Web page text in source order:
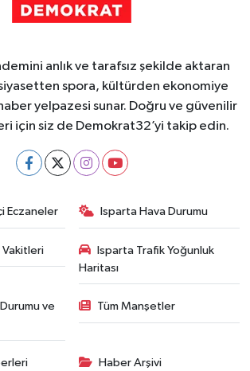
anlık ve tarafsız şekilde aktaran
spora, kültürden ekonomiye
yelpazesi sunar. Doğru ve güvenilir
için siz de Demokrat32’yi takip edin.
Eczaneler Isparta Hava Durumu
Vakitleri
Isparta Trafik Yoğunluk
Haritası
ve
Tüm Manşetler
Haber Arşivi